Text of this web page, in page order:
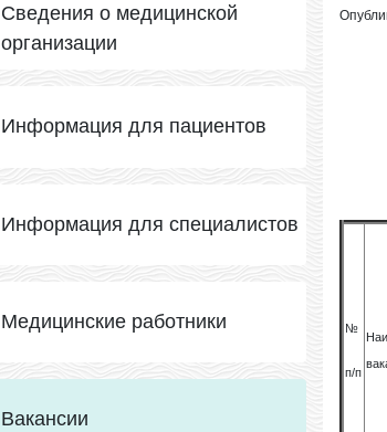
Сведения о медицинской
организации
Информация для пациентов
Информация для специалистов
Медицинские работники
Вакансии
№
п/п